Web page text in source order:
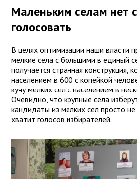
Маленьким селам нет
голосовать
В целях оптимизации наши власти
мелкие села с большими в единый
получается странная конструкция,
населением в 600 с копейкой
кучу мелких сел с населением в
Очевидно, что крупные села
кандидаты из мелких сел просто
хватит голосов избирателей.